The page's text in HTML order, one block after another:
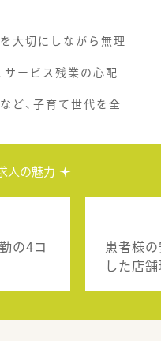
大切にしながら無理
ービス残業の心配
ど、子育て世代を全
人の魅力
の4コ
患者様
した店舗